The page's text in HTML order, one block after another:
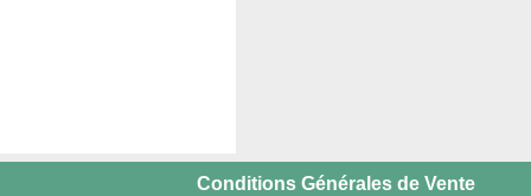
Conditions Générales de Vente